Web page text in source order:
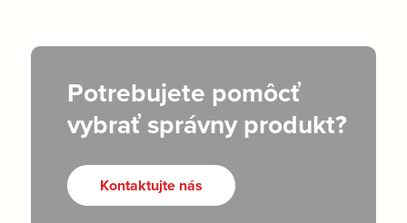
Potrebujete pomôcť
vybrať správny produkt?
Kontaktujte nás